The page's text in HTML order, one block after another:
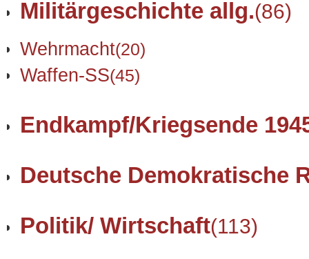
Militärgeschichte allg.(86)
Wehrmacht(20)
Waffen-SS(45)
Endkampf/Kriegsende
Deutsche Demokratische
Politik/ Wirtschaft(113)